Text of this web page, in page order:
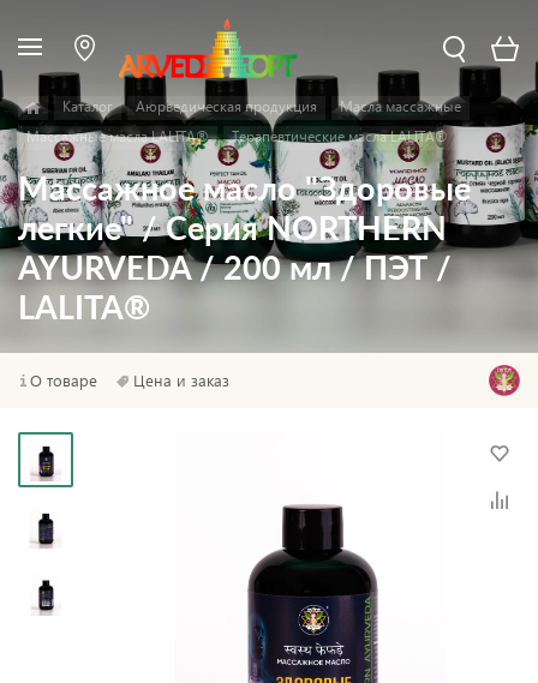
Каталог Аюрведическая продукция
Масла массажные
Массажные масла LALITA®
Терапевтические масла LALITA®
Массажное масло "Здоровые
легкие" / Серия NORTHERN
AYURVEDA / 200 мл / ПЭТ /
LALITA®
О товаре Цена и заказ